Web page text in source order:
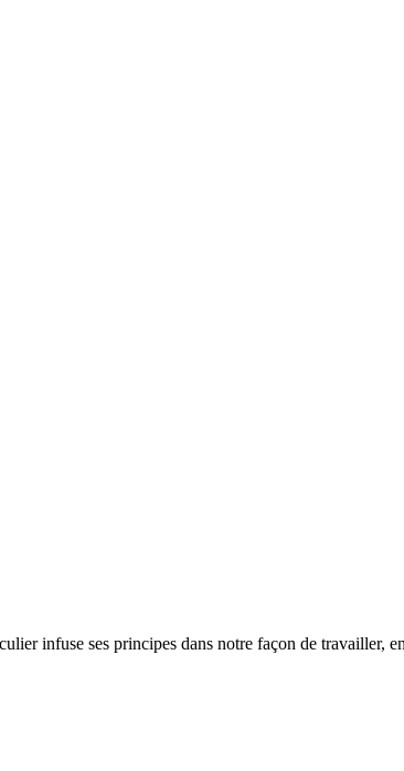
infuse ses principes dans notre façon de travailler,